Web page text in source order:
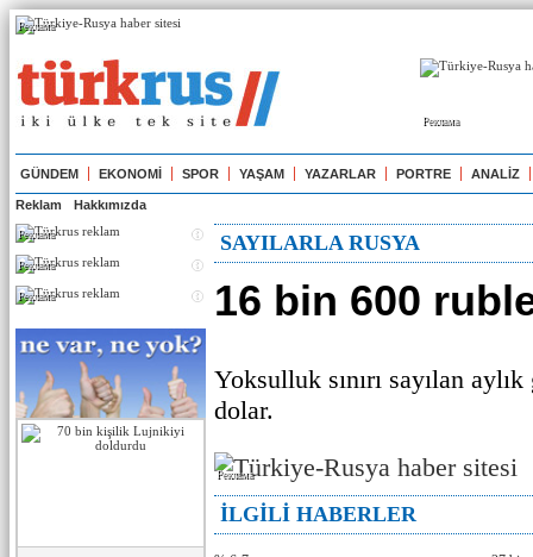
Реклама
Реклама
GÜNDEM EKONOMİ SPOR YAŞAM YAZARLAR PORTRE ANALİZ
Reklam Hakkımızda
Реклама
Реклама
Реклама
SAYILARLA RUSYA
16 bin 600
Yoksulluk sınırı sayılan
dolar.
Реклама
İLGİLİ HABERLER